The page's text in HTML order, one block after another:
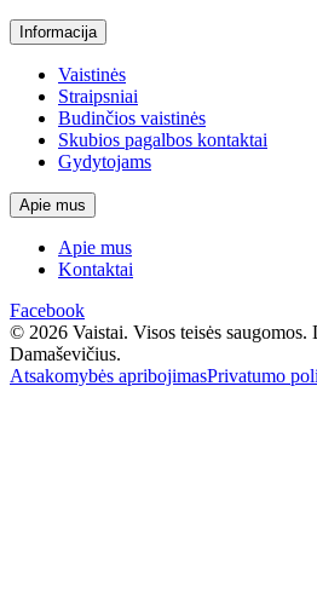
Informacija
Vaistinės
Straipsniai
Budinčios vaistinės
Skubios pagalbos kontaktai
Gydytojams
Apie mus
Apie mus
Kontaktai
Facebook
© 2026 Vaistai. Visos teisės saugomos.
Damaševičius.
Atsakomybės apribojimasPrivatumo